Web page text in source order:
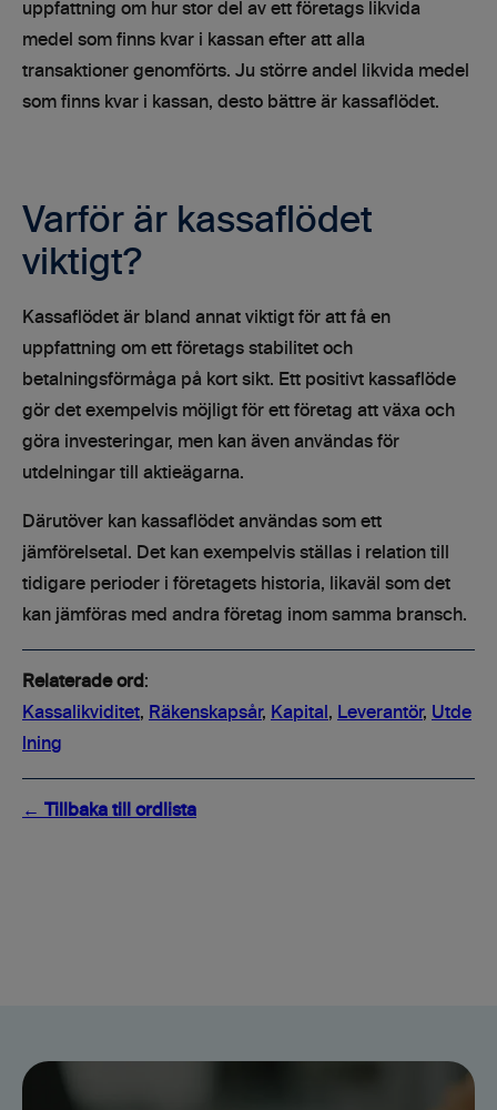
uppfattning om hur stor del av ett företags likvida
medel som finns kvar i kassan efter att alla
transaktioner genomförts. Ju större andel likvida medel
som finns kvar i kassan, desto bättre är kassaflödet.
Varför är kassaflödet
viktigt?
Kassaflödet är bland annat viktigt för att få en
uppfattning om ett företags stabilitet och
betalningsförmåga på kort sikt. Ett positivt kassaflöde
gör det exempelvis möjligt för ett företag att växa och
göra investeringar, men kan även användas för
utdelningar till aktieägarna.
Därutöver kan kassaflödet användas som ett
jämförelsetal. Det kan exempelvis ställas i relation till
tidigare perioder i företagets historia, likaväl som det
kan jämföras med andra företag inom samma bransch.
Relaterade ord :
Kassalikviditet, Räkenskapsår, Kapital , Leverantör, Utde
lning
← Tillbaka till ordlista